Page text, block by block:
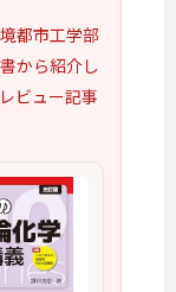
都市工学部
から紹介し
ビュー記事